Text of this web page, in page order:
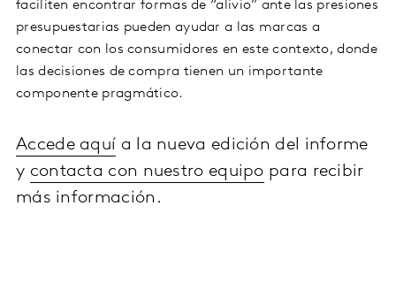
faciliten encontrar formas de “alivio” ante las presiones
presupuestarias pueden ayudar a las marcas a
conectar con los consumidores en este contexto, donde
las decisiones de compra tienen un importante
componente pragmático.
Accede aquí a la nueva edición del informe
y contacta con nuestro equipo para recibir
más información.